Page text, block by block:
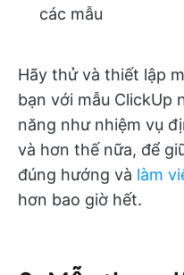
các mẫu
Hãy thử và thiết lập
bạn với mẫu ClickUp
năng như nhiệm vụ
và hơn thế nữa, để
đúng hướng và làm
hơn bao giờ hết.